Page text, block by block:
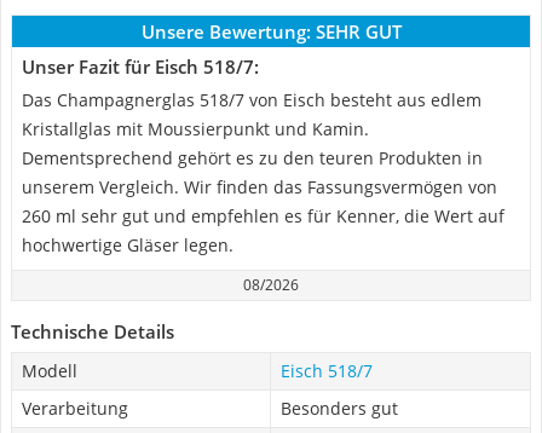
Unsere Bewertung: SEHR GUT
Unser Fazit für Eisch 518/7:
Das Champagnerglas 518/7 von Eisch besteht aus edlem
Kristallglas mit Moussierpunkt und Kamin.
Dementsprechend gehört es zu den teuren Produkten in
unserem Vergleich. Wir finden das Fassungsvermögen von
260 ml sehr gut und empfehlen es für Kenner, die Wert auf
hochwertige Gläser legen.
08/2026
Technische Details
Modell
Eisch 518/7
Verarbeitung
Besonders gut